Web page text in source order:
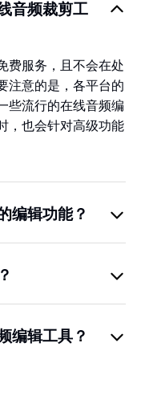
音频裁剪工
费服务，且不会在处
注意的是，各平台的
些流行的在线音频编
，也会针对高级功能
编辑功能？
编辑工具？